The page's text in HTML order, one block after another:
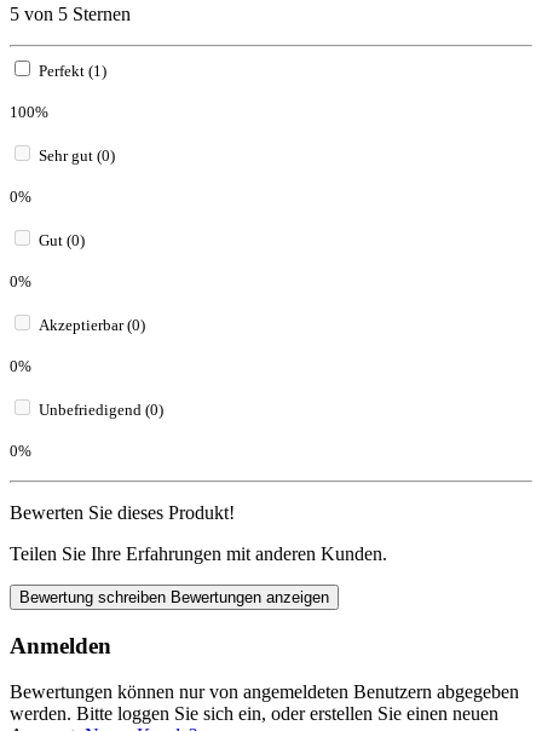
5 von 5 Sternen
Perfekt (1)
100%
Sehr gut (0)
0%
Gut (0)
0%
Akzeptierbar (0)
0%
Unbefriedigend (0)
0%
Bewerten Sie dieses Produkt!
Teilen Sie Ihre Erfahrungen mit anderen Kunden.
Bewertung schreiben Bewertungen anzeigen
Anmelden
Bewertungen können nur von angemeldeten Benutzern abgegeben
werden. Bitte loggen Sie sich ein, oder erstellen Sie einen neuen